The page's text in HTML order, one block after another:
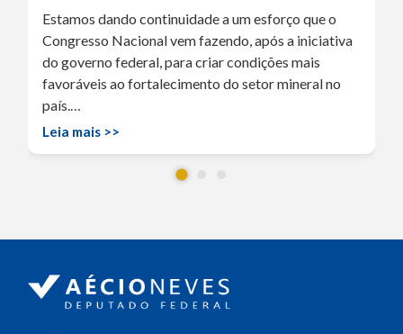
Estamos dando continuidade a um esforço que o
Congresso Nacional vem fazendo, após a iniciativa
do governo federal, para criar condições mais
favoráveis ao fortalecimento do setor mineral no
país.…
Leia mais >>